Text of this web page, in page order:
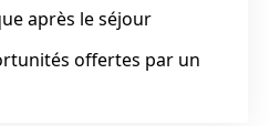
après le séjour
offertes par un